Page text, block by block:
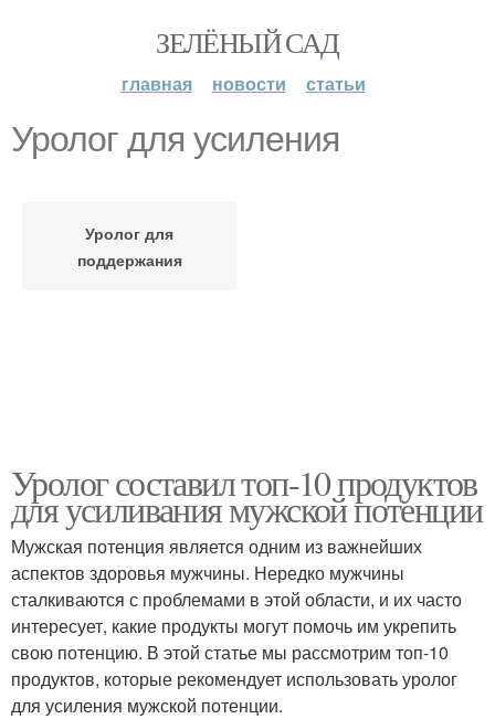
ЗЕЛЁНЫЙ САД
главная новости статьи
Уролог для усиления
Уролог для
поддержания
Уролог составил топ-10 продуктов
для усиливания мужской потенции
Мужская потенция является одним из важнейших
аспектов здоровья мужчины. Нередко мужчины
сталкиваются с проблемами в этой области, и их часто
интересует, какие продукты могут помочь им укрепить
свою потенцию. В этой статье мы рассмотрим топ-10
продуктов, которые рекомендует использовать уролог
для усиления мужской потенции.